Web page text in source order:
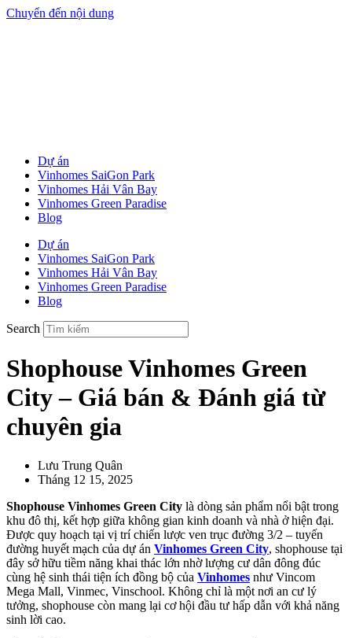
Chuyển đến nội dung
Dự án
Vinhomes SaiGon Park
Vinhomes Hải Vân Bay
Vinhomes Green Paradise
Blog
Dự án
Vinhomes SaiGon Park
Vinhomes Hải Vân Bay
Vinhomes Green Paradise
Blog
Search
Shophouse Vinhomes Green
City – Giá bán & Đánh giá từ
chuyên gia
Lưu Trung Quân
Tháng 12 15, 2025
Shophouse Vinhomes Green City là dòng sản phẩm nổi bật trong
khu đô thị, kết hợp giữa không gian kinh doanh và nhà ở hiện đại.
Được quy hoạch tại vị trí chiến lược ven trục đường 3/2 – tuyến
đường huyết mạch của dự án Vinhomes Green City, shophouse tại
đây sở hữu tiềm năng khai thác lớn nhờ lượng cư dân đông đúc
cùng hệ sinh thái tiện ích đồng bộ của Vinhomes như Vincom
Mega Mall, Vinmec, Vinschool. Không chỉ là một nơi an cư lý
tưởng, shophouse còn mang lại cơ hội đầu tư hấp dẫn với khả năng
sinh lời cao.